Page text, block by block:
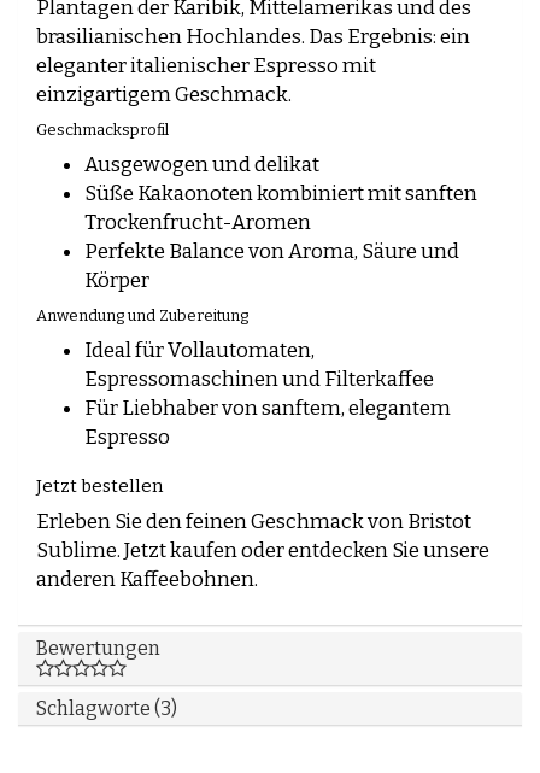
Plantagen der Karibik, Mittelamerikas und des
brasilianischen Hochlandes. Das Ergebnis: ein
eleganter italienischer Espresso mit
einzigartigem Geschmack.
Geschmacksprofil
Ausgewogen und delikat
Süße Kakaonoten kombiniert mit sanften
Trockenfrucht-Aromen
Perfekte Balance von Aroma, Säure und
Körper
Anwendung und Zubereitung
Ideal für Vollautomaten,
Espressomaschinen und Filterkaffee
Für Liebhaber von sanftem, elegantem
Espresso
Jetzt bestellen
Erleben Sie den feinen Geschmack von Bristot
Sublime.Jetzt kaufenoder entdecken Sie unsere
anderen Kaffeebohnen.
Bewertungen
Schlagworte (3)